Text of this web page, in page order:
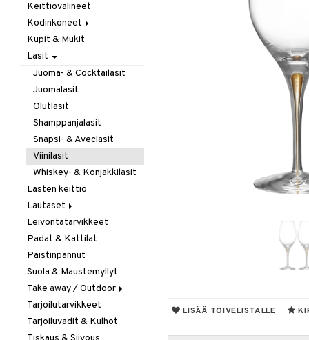
LISÄÄ TOIVELISTALLE
Keittiövälineet
Kodinkoneet
Kahvi, Tee & Espresso
Leivänpaahtimet
Mixerit &
Sähkövatkaimet
Muut koneet
Vedenkeittimet
Kupit & Mukit
Lasit
Juoma- & Cocktailasit
Juomalasit
Olutlasit
Shamppanjalasit
Snapsi- & Aveclasit
Viinilasit
Whiskey- & Konjakkilasit
Lasten keittiö
Lautaset
Asetit
Ruokalautaset
Syvät lautaset
Leivontatarvikkeet
Padat & Kattilat
Paistinpannut
Suola & Maustemyllyt
Take away / Outdoor
Eväslaatikot
Pullot
Tarjoilutarvikkeet
Tarjoiluvadit & Kulhot